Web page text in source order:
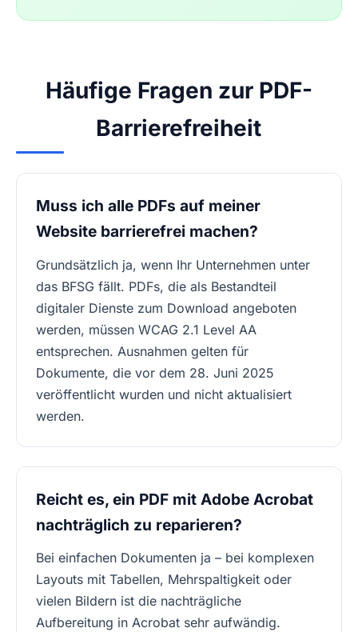
Häufige Fragen zur PDF-
Barrierefreiheit
Muss ich alle PDFs auf meiner
Website barrierefrei machen?
Grundsätzlich ja, wenn Ihr Unternehmen unter
das BFSG fällt. PDFs, die als Bestandteil
digitaler Dienste zum Download angeboten
werden, müssen WCAG 2.1 Level AA
entsprechen. Ausnahmen gelten für
Dokumente, die vor dem 28. Juni 2025
veröffentlicht wurden und nicht aktualisiert
werden.
Reicht es, ein PDF mit Adobe Acrobat
nachträglich zu reparieren?
Bei einfachen Dokumenten ja – bei komplexen
Layouts mit Tabellen, Mehrspaltigkeit oder
vielen Bildern ist die nachträgliche
Aufbereitung in Acrobat sehr aufwändig.